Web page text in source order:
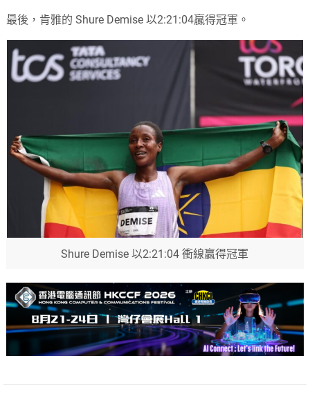
最後，肯雅的 Shure Demise 以2:21:04贏得冠軍。
Shure Demise 以2:21:04 衝線贏得冠軍